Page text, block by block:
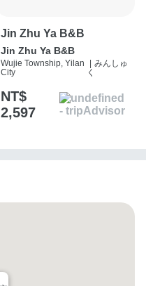
Jin Zhu Ya B&B
Jin Zhu Ya B&B
Wujie Township, Yilan
City
みんしゅ
く
NT$
2,597